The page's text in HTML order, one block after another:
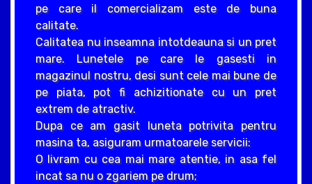
pe care il comercializam este de buna
calitate.
Calitatea nu inseamna intotdeauna si un pret
mare. Lunetele pe care le gasesti in
magazinul nostru, desi sunt cele mai bune de
pe piata, pot fi achizitionate cu un pret
extrem de atractiv.
Dupa ce am gasit luneta potrivita pentru
masina ta, asiguram urmatoarele servicii:
O livram cu cea mai mare atentie, in asa fel
incat sa nu o zgariem pe drum;